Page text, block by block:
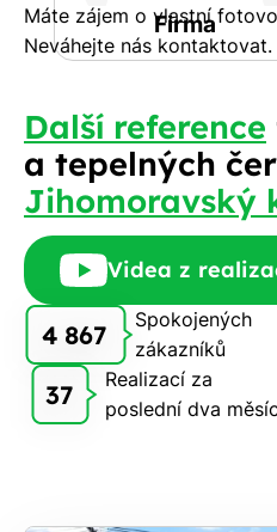
Firma
Telefon
mail
Rádi
Vám
zdarma
pošleme,
na co
máte
nárok.
Máte zájem o vlastní
Neváhejte nás kontaktovat.
Další reference
a tepelných
Jihomoravský
Videa z
4 867
Spokojených
zákazníků
37
Realizací za
poslední dva